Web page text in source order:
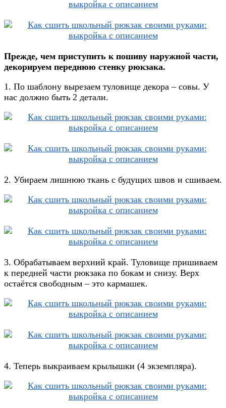
Прежде, чем приступить к пошиву наружной части,
декорируем переднюю стенку рюкзака.
1. По шаблону вырезаем туловище декора – совы. У
нас должно быть 2 детали.
2. Убираем лишнюю ткань с будущих швов и сшиваем.
3. Обрабатываем верхний край. Туловище пришиваем
к передней части рюкзака по бокам и снизу. Верх
остаётся свободным – это кармашек.
4. Теперь выкраиваем крылышки (4 экземпляра).